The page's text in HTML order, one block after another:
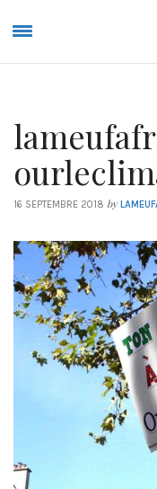
16 SEPTEMBRE 2018 by